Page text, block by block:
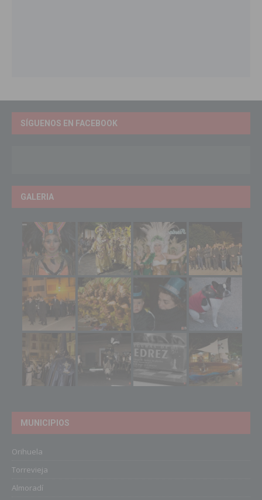
SÍGUENOS EN FACEBOOK
GALERIA
MUNICIPIOS
Orihuela
Torrevieja
Almoradí